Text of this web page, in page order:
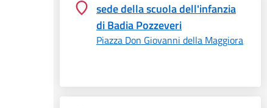
sede della scuola dell'infanzia
di Badia Pozzeveri
Piazza Don Giovanni della Maggiora